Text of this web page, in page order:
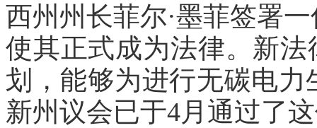
西州州长菲尔·墨菲签署
使其正式成为法律。新
划，能够为进行无碳电
新州议会已于4月通过了